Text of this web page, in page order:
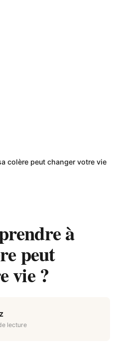
colère peut changer votre vie
à
peut
vie ?
lecture